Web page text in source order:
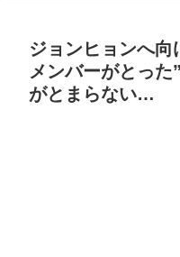
ジョンヒョンへ向
メンバーがとっ
がとまらない…